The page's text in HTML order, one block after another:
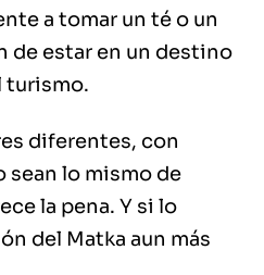
a tomar un té o un
de estar en un destino
turismo.
diferentes, con
sean lo mismo de
la pena. Y si lo
del Matka aun más